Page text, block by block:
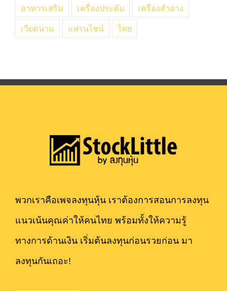
อาหารเสริม เครื่องประดับ เครื่องสำอาง
เวียดนาม แฟรนไชน์ ไทย
พวกเราคือเพจลงทุนหุ้น เราต้องการสอนการลงทุน
แนวเน้นคุณค่าให้คนไทย พร้อมทั้งให้ความรู้
ทางการด้านเงิน เริ่มต้นลงทุนก่อนรวยก่อน มา
ลงทุนกันเถอะ!